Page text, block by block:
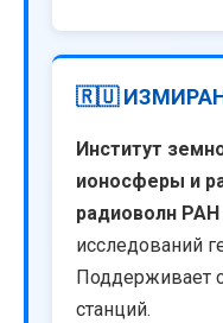
🇷🇺
Институт
ионосферы и
радиоволн РАН
исследований
Поддерживает
станций.